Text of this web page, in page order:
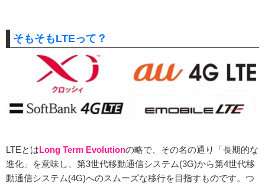
そもそもLTEって？
LTEとは Long Term Evolutionの略で、その名の通り「長期的な
進化」を意味し、第3世代移動通信システム(3G)から第4世代移
動通信システム(4G)へのスムーズな移行を目指すものです。つ